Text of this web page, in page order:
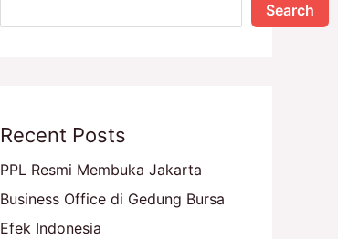
Search
Recent Posts
PPL Resmi Membuka Jakarta
Business Office di Gedung Bursa
Efek Indonesia